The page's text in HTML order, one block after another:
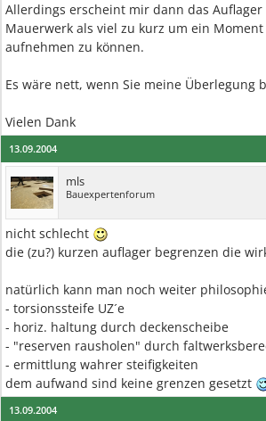
Allerdings erscheint mir dann das Auflager
Mauerwerk als viel zu kurz um ein Moment
aufnehmen zu können.
Es wäre nett, wenn Sie meine Überlegung
Vielen Dank
13.09.2004
mls
Bauexpertenforum
nicht schlecht
die (zu?) kurzen auflager begrenzen die
natürlich kann man noch weiter
- torsionssteife UZ´e
- horiz. haltung durch deckenscheibe
- "reserven rausholen" durch
- ermittlung wahrer steifigkeiten
dem aufwand sind keine grenzen gesetzt
13.09.2004